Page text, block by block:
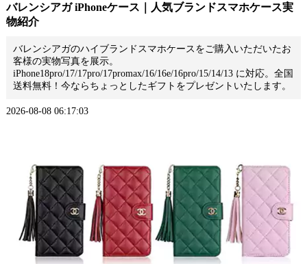
バレンシアガ iPhoneケース｜人気ブランドスマホケース実
物紹介
バレンシアガのハイブランドスマホケースをご購入いただいたお
客様の実物写真を展示。
iPhone18pro/17/17pro/17promax/16/16e/16pro/15/14/13 に対応。全国
送料無料！今ならちょっとしたギフトをプレゼントいたします。
2026-08-08 06:17:03